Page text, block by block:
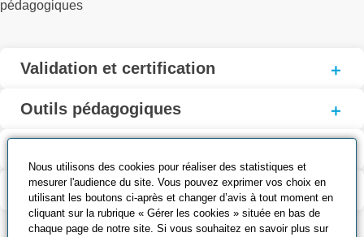
pédagogiques
Validation et certification
Outils pédagogiques
Modalité d’évaluation
Nous utilisons des cookies pour réaliser des statistiques et
mesurer l'audience du site. Vous pouvez exprimer vos choix en
utilisant les boutons ci-après et changer d’avis à tout moment en
cliquant sur la rubrique « Gérer les cookies » située en bas de
chaque page de notre site. Si vous souhaitez en savoir plus sur